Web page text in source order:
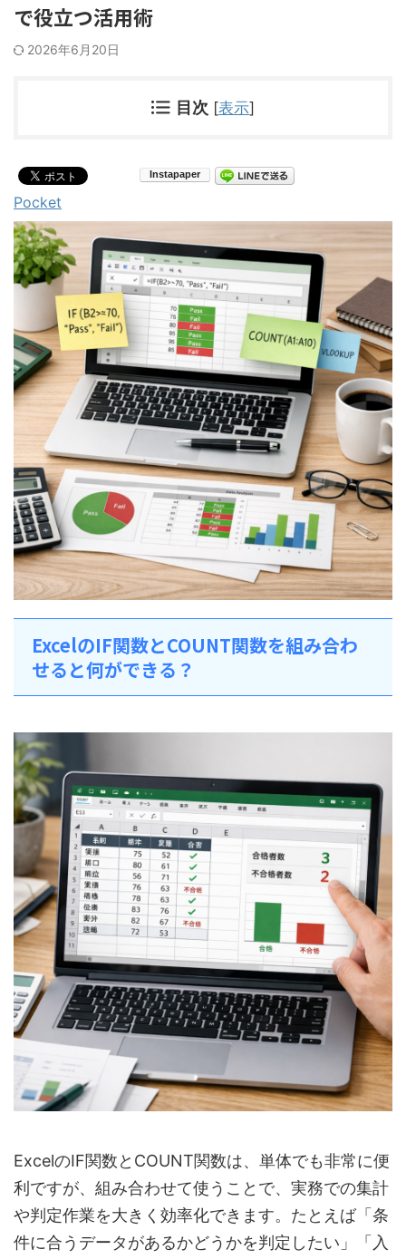
で役立つ活用術
2026年6月20日
目次 [表示]
Pocket
ExcelのIF関数とCOUNT関数を組み合わ
せると何ができる？
ExcelのIF関数とCOUNT関数は、単体でも非常に便
利ですが、組み合わせて使うことで、実務での集計
や判定作業を大きく効率化できます。たとえば「条
件に合うデータがあるかどうかを判定したい」「入